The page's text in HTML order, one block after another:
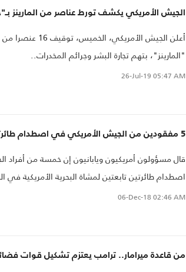
الجيش الأمريكي يكشف تورط عناصر من المارينز
أعلن الجيش الأمريكي،
"المارينز"، بتهم تجارة البشر وجرائم المخدرات..
26-Jul-19 05:47 AM
5 مفقودين من الجيش الأمريكي في اصطدام طائرتين قبالة اليابان
قال مسؤولون أمريكيون ويابانيون إن خمسة من أفراد
اصطدام طائرتين تابعتين لمشاة البحرية الأمريكية
قبالة سواحل اليابان اليوم الخميس خلال تدريب على إعادة
06-Dec-18 02:46 AM
من قاعدة ميرامار.. ترامب يعتزم تشكيل قوات